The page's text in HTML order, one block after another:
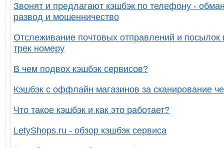
Звонят и предлагают кэшбэк по телефону -
развод и мошенничество
Отслеживание почтовых отправлений и посылок
трек номеру
В чем подвох кэшбэк сервисов?
Кэшбэк с оффлайн магазинов за сканирование
Что такое кэшбэк и как это работает?
LetyShops.ru - обзор кэшбэк сервиса